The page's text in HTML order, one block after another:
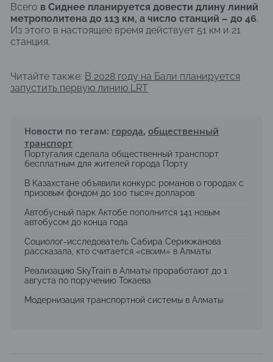
Всего в Сиднее планируется довести длину линий
метрополитена до 113 км, а число станций – до 46.
Из этого в настоящее время действует 51 км и 21
станция.
Читайте также: В 2028 году на Бали планируется
запустить первую линию LRT
Новости по тегам: города, общественный
транспорт
Португалия сделала общественный транспорт
бесплатным для жителей города Порту
В Казахстане объявили конкурс романов о городах с
призовым фондом до 100 тысяч долларов
Автобусный парк Актобе пополнится 141 новым
автобусом до конца года
Социолог-исследователь Сабира Серикжанова
рассказала, кто считается «своим» в Алматы
Реализацию SkyTrain в Алматы проработают до 1
августа по поручению Токаева
Модернизация транспортной системы в Алматы